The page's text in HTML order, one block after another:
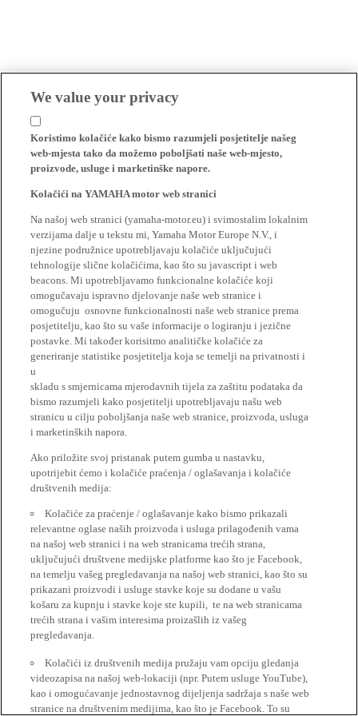
We value your privacy
Koristimo kolačiće kako bismo razumjeli posjetitelje našeg
web-mjesta tako da možemo poboljšati naše web-mjesto,
proizvode, usluge i marketinške napore.
Kolačići na YAMAHA motor web stranici
Na našoj web stranici (yamaha-motor.eu) i svimostalim lokalnim
verzijama dalje u tekstu mi, Yamaha Motor Europe N.V., i
njezine podružnice upotrebljavaju kolačiće uključujući
tehnologije slične kolačićima, kao što su javascript i web
beacons. Mi upotrebljavamo funkcionalne kolačiće koji
omogučavaju ispravno djelovanje naše web stranice i
omogučuju osnovne funkcionalnosti naše web stranice prema
posjetitelju, kao što su vaše informacije o logiranju i jezične
postavke. Mi također korisitmo analitičke kolačiće za
generiranje statistike posjetitelja koja se temelji na privatnosti i
u
skladu s smjernicama mjerodavnih tijela za zaštitu podataka da
bismo razumjeli kako posjetitelji upotrebljavaju našu web
stranicu u cilju poboljšanja naše web stranice, proizvoda, usluga
i marketinških napora.
Ako priložite svoj pristanak putem gumba u nastavku,
upotrijebit ćemo i kolačiće praćenja / oglašavanja i kolačiće
društvenih medija:
Kolačiće za praćenje / oglašavanje kako bismo prikazali
relevantne oglase naših proizvoda i usluga prilagođenih vama
na našoj web stranici i na web stranicama trećih strana,
uključujući društvene medijske platforme kao što je Facebook,
na temelju vašeg pregledavanja na našoj web stranici, kao što su
prikazani proizvodi i usluge stavke koje su dodane u vašu
košaru za kupnju i stavke koje ste kupili, te na web stranicama
trećih strana i vašim interesima proizašlih iz vašeg
pregledavanja.
Kolačići iz društvenih medija pružaju vam opciju gledanja
videozapisa na našoj web-lokaciji (npr. Putem usluge YouTube),
kao i omogućavanje jednostavnog dijeljenja sadržaja s naše web
stranice na društvenim medijima, kao što je Facebook. To su